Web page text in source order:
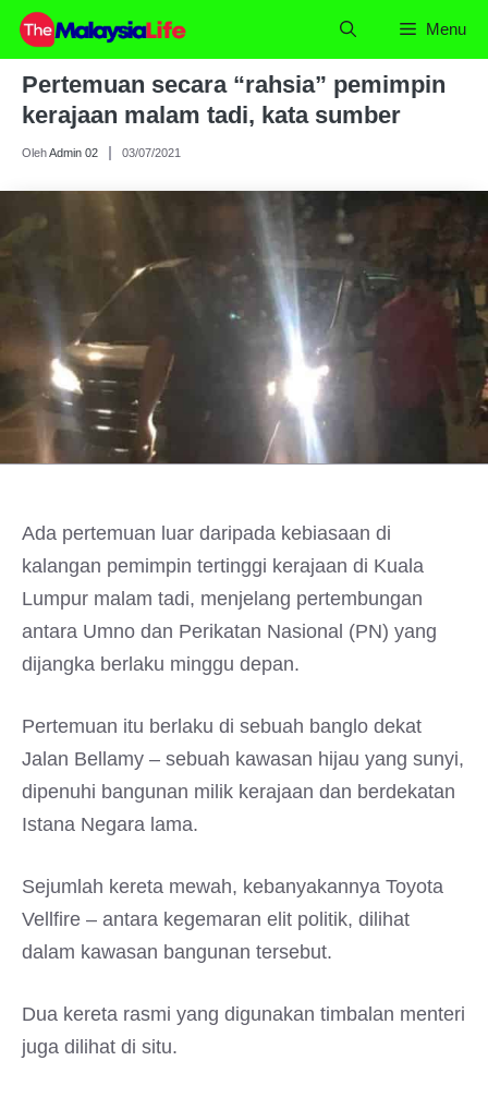
Skip
content
Menu
Pertemuan secara “rahsia” pemimpin
kerajaan malam tadi, kata sumber
OlehAdmin 02 03/07/2021
Ada pertemuan luar daripada kebiasaan di
kalangan pemimpin tertinggi kerajaan di Kuala
Lumpur malam tadi, menjelang pertembungan
antara Umno dan Perikatan Nasional (PN) yang
dijangka berlaku minggu depan.
Pertemuan itu berlaku di sebuah banglo dekat
Jalan Bellamy – sebuah kawasan hijau yang sunyi,
dipenuhi bangunan milik kerajaan dan berdekatan
Istana Negara lama.
Sejumlah kereta mewah, kebanyakannya Toyota
Vellfire – antara kegemaran elit politik, dilihat
dalam kawasan bangunan tersebut.
Dua kereta rasmi yang digunakan timbalan menteri
juga dilihat di situ.